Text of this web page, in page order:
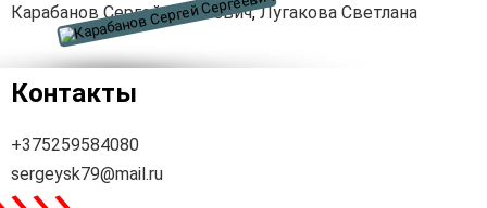
Карабанов Сергей Сергеевич,Лугакова Светлана
Контакты
+375259584080
sergeysk79@mail.ru